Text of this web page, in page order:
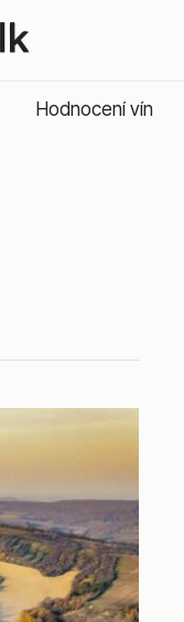
Hodnocení vín